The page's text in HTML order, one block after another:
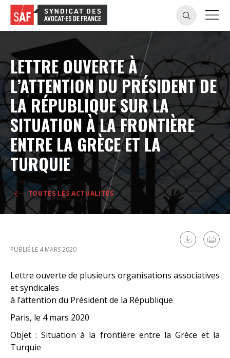
LETTRE OUVERTE À
L’ATTENTION DU PRÉSIDENT DE
LA RÉPUBLIQUE SUR LA
SITUATION À LA FRONTIÈRE
ENTRE LA GRÈCE ET LA
TURQUIE
TOUTES LES ACTUALITÉS
PUBLIÉ LE 4 MARS 2020
Lettre ouverte de plusieurs organisations associatives
et syndicales
à l’attention du Président de la République
Paris, le 4 mars 2020
Objet : Situation à la frontière entre la Grèce et la
Turquie